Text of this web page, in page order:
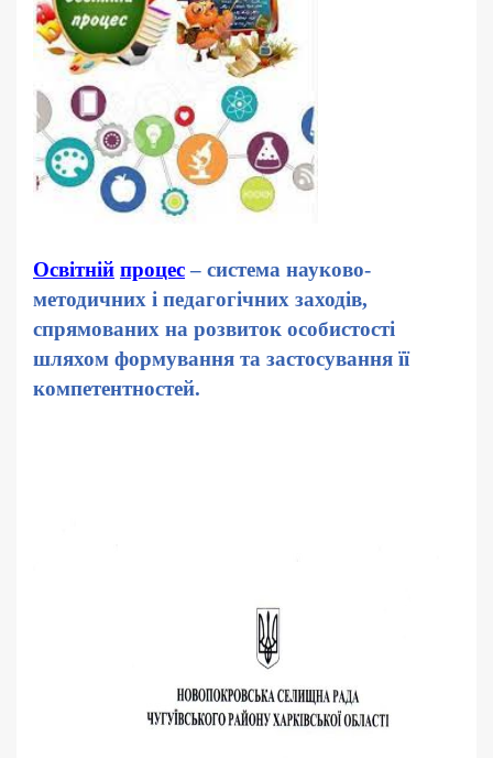
Освітній процес– система науково-
методичних і педагогічних заходів,
спрямованих на розвиток особистості
шляхом формування та застосування її
компетентностей.